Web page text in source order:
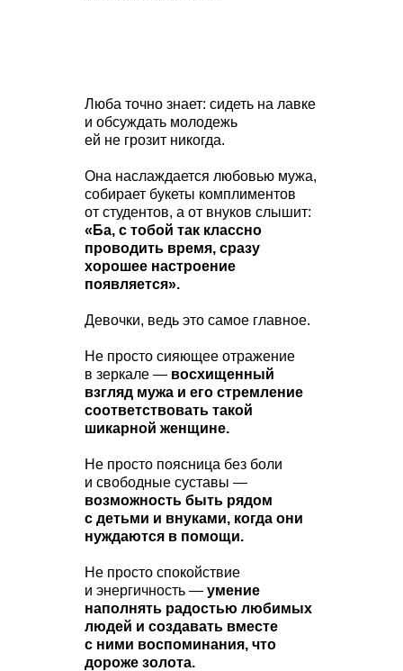
Люба точно знает: сидеть на лавке
и обсуждать молодежь
ей не грозит никогда.
Она наслаждается любовью мужа,
собирает букеты комплиментов
от студентов, а от внуков слышит:
«Ба, с тобой так классно
проводить время, сразу
хорошее настроение
появляется».
Девочки, ведь это самое главное.
Не просто сияющее отражение
в зеркале — восхищенный
взгляд мужа и его стремление
соответствовать такой
шикарной женщине.
Не просто поясница без боли
и свободные суставы —
возможность быть рядом
с детьми и внуками, когда они
нуждаются в помощи.
Не просто спокойствие
и энергичность — умение
наполнять радостью любимых
людей и создавать вместе
с ними воспоминания, что
дороже золота.